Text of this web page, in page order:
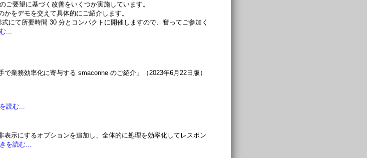
要望に基づく改善をいくつか実施しています。
をデモを交えて具体的にご紹介します。
にて所要時間 30 分とコンパクトに開催しますので、奮ってご参加く
...
で業務効率化に寄与する smaconne のご紹介」（2023年6月22日版）
読む...
表示にするオプションを追加し、全体的に処理を効率化してレスポン
を読む...